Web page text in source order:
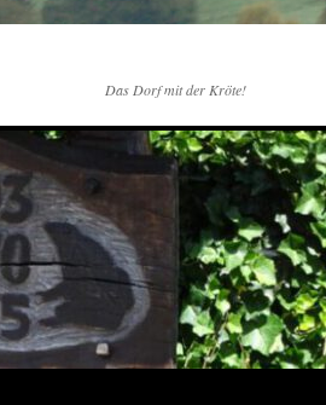
Das Dorf mit der Kröte!